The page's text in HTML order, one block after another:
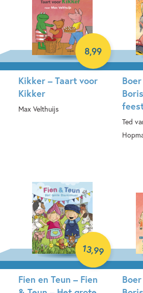
Kikker – Taart voor
Kikker
Max Velthuijs
8,99
Ted
Fien en Teun – Fien
13,99